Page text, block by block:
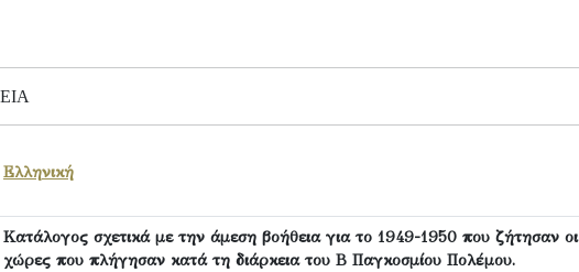
Ελληνική
Κατάλογος σχετικά με την άμεση βοήθεια για το 1949-1950 που ζήτησαν οι
χώρες που πλήγησαν κατά τη διάρκεια του Β Παγκοσμίου Πολέμου.